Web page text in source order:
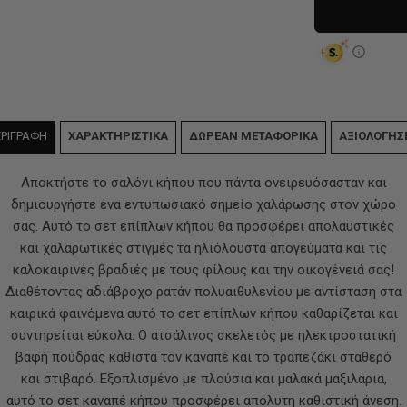
ΧΑΡΑΚΤΗΡΙΣΤΙΚΑ ΔΩΡΕΑΝ ΜΕΤΑΦΟΡΙΚΑ
Αποκτήστε το σαλόνι κήπου που πάντα ονειρευόσασταν και
δημιουργήστε ένα εντυπωσιακό σημείο χαλάρωσης στον χώρο
σας. Αυτό το σετ επίπλων κήπου θα προσφέρει απολαυστικές
και χαλαρωτικές στιγμές τα ηλιόλουστα απογεύματα και τις
καλοκαιρινές βραδιές με τους φίλους και την οικογένειά σας!
Διαθέτοντας αδιάβροχο ρατάν πολυαιθυλενίου με αντίσταση στα
καιρικά φαινόμενα αυτό το σετ επίπλων κήπου καθαρίζεται και
συντηρείται εύκολα. Ο ατσάλινος σκελετός με ηλεκτροστατική
βαφή πούδρας καθιστά τον καναπέ και το τραπεζάκι σταθερό
και στιβαρό. Εξοπλισμένο με πλούσια και μαλακά μαξιλάρια,
αυτό το σετ καναπέ κήπου προσφέρει απόλυτη καθιστική άνεση.